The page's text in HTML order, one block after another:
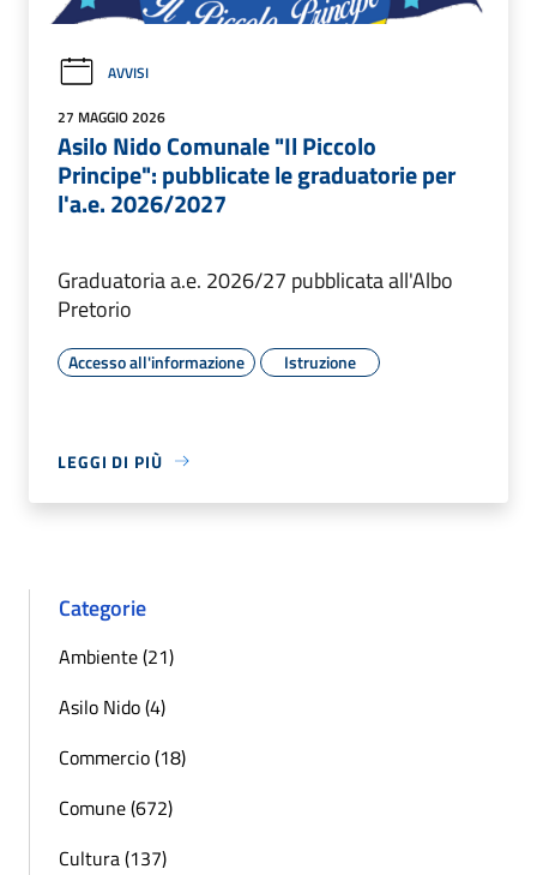
AVVISI
27 MAGGIO 2026
Asilo Nido Comunale "Il Piccolo
Principe": pubblicate le graduatorie per
l'a.e. 2026/2027
Graduatoria a.e. 2026/27 pubblicata all'Albo
Pretorio
Accesso all'informazione Istruzione
LEGGI DI PIÙ
Categorie
Ambiente (21)
Asilo Nido (4)
Commercio (18)
Comune (672)
Cultura (137)